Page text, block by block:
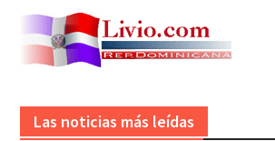
Las noticias más leídas